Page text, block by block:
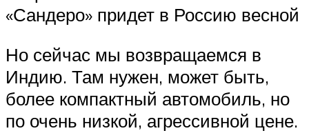
«Сандеро» придет в Россию весной
Но сейчас мы возвращаемся в
Индию. Там нужен, может быть,
более компактный автомобиль, но
по очень низкой, агрессивной цене.